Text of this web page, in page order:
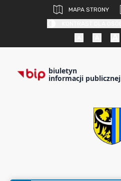
MAPA STRONY
biuletyn
informacji publicznej